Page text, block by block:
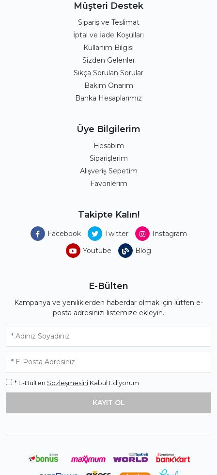
Müşteri Destek
Sipariş ve Teslimat
İptal ve İade Koşulları
Kullanım Bilgisi
Sizden Gelenler
Sıkça Sorulan Sorular
Bakım Onarım
Banka Hesaplarımız
Üye Bilgilerim
Hesabım
Siparişlerim
Alışveriş Sepetim
Favorilerim
Takipte Kalın!
Facebook Twitter
Instagram
Youtube
Blog
E-Bülten
Kampanya ve yeniliklerden haberdar olmak için lütfen e-
posta adresinizi listemize ekleyin.
* E-Bülten Sözleşmesini Kabul Ediyorum